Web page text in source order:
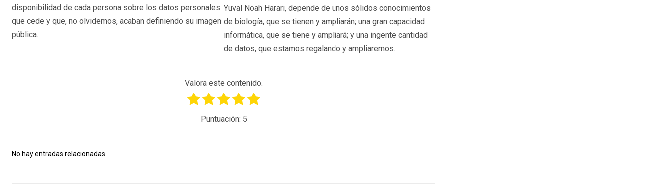
disponibilidad de cada persona sobre los datos personales
que cede y que, no olvidemos, acaban definiendo su imagen
pública.
Yuval Noah Harari, depende de unos sólidos conocimientos
de biología, que se tienen y ampliarán; una gran capacidad
informática, que se tiene y ampliará; y una ingente cantidad
de datos, que estamos regalando y ampliaremos.
Valora este contenido.
Puntuación: 5
No hay entradas relacionadas